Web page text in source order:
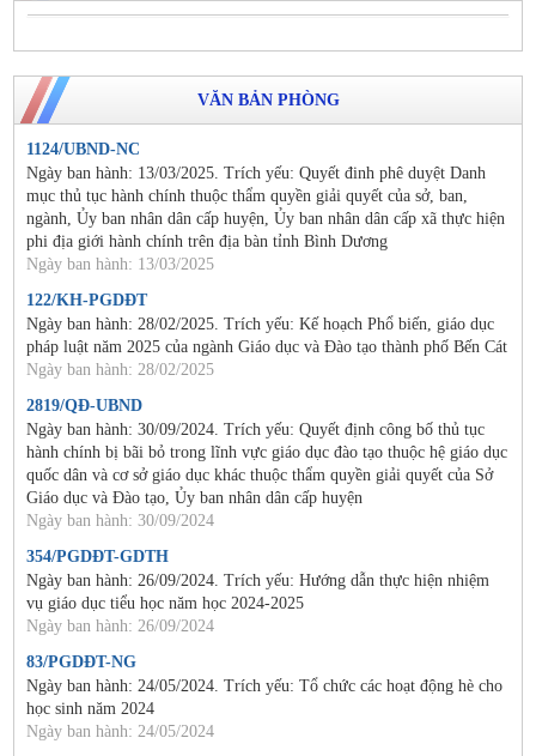
VĂN BẢN PHÒNG
1124/UBND-NC
Ngày ban hành: 13/03/2025. Trích yếu: Quyết đinh phê duyệt Danh
mục thủ tục hành chính thuộc thẩm quyền giải quyết của sở, ban,
ngành, Ủy ban nhân dân cấp huyện, Ủy ban nhân dân cấp xã thực hiện
phi địa giới hành chính trên địa bàn tỉnh Bình Dương
Ngày ban hành: 13/03/2025
122/KH-PGDĐT
Ngày ban hành: 28/02/2025. Trích yếu: Kế hoạch Phổ biến, giáo dục
pháp luật năm 2025 của ngành Giáo dục và Đào tạo thành phố Bến Cát
Ngày ban hành: 28/02/2025
2819/QĐ-UBND
Ngày ban hành: 30/09/2024. Trích yếu: Quyết định công bố thủ tục
hành chính bị bãi bỏ trong lĩnh vực giáo dục đào tạo thuộc hệ giáo dục
quốc dân và cơ sở giáo dục khác thuộc thẩm quyền giải quyết của Sở
Giáo dục và Đào tạo, Ủy ban nhân dân cấp huyện
Ngày ban hành: 30/09/2024
354/PGDĐT-GDTH
Ngày ban hành: 26/09/2024. Trích yếu: Hướng dẫn thực hiện nhiệm
vụ giáo dục tiểu học năm học 2024-2025
Ngày ban hành: 26/09/2024
83/PGDĐT-NG
Ngày ban hành: 24/05/2024. Trích yếu: Tổ chức các hoạt động hè cho
học sinh năm 2024
Ngày ban hành: 24/05/2024